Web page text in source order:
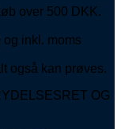
over 500 DKK.
inkl. moms
også kan prøves.
OG